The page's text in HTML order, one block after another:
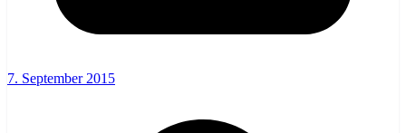
7. September 2015